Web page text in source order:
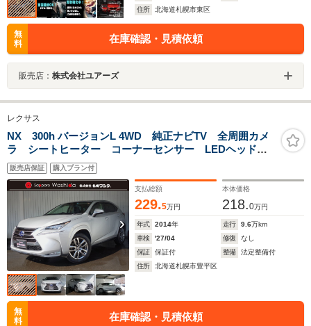
住所
北海道札幌市東区
無
料
在庫確認・見積依頼
販売店： 株式会社ユアーズ
レクサス
NX 300h バージョンL 4WD 純正ナビTV 全周囲カメ
ラ シートヒーター コーナーセンサー LEDヘッドラ
イト
販売店保証 購入プラン付
支払総額
229.5万円
本体価格
218.0万円
年式 2014年 走行 9.6万km
車検
'27/04 修復
なし
保証
保証付 整備
法定整備付
住所
北海道札幌市豊平区
無
料
在庫確認・見積依頼